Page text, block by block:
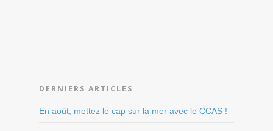
DERNIERS ARTICLES
En août, mettez le cap sur la mer avec le CCAS !